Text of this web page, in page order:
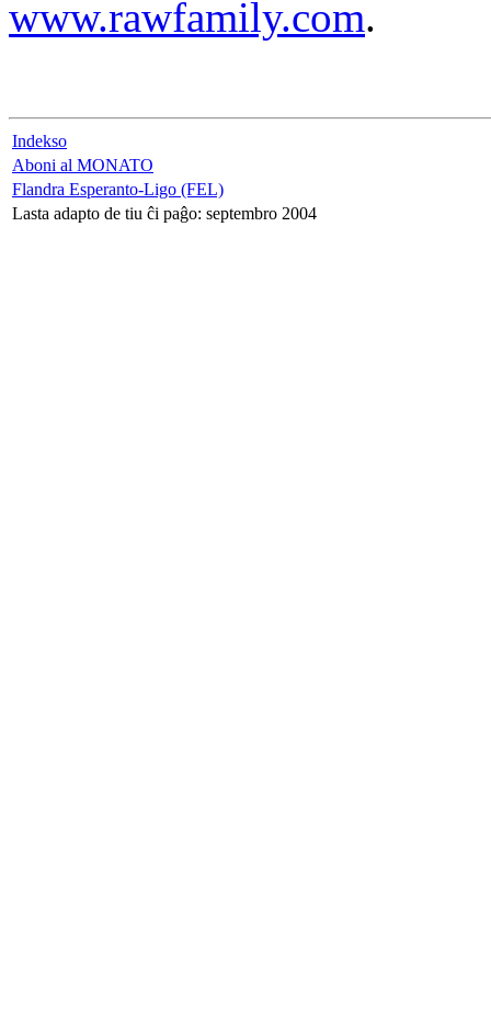
www.rawfamily.com.
Indekso
Aboni al MONATO
Flandra Esperanto-Ligo (FEL)
Lasta adapto de tiu ĉi paĝo: septembro 2004